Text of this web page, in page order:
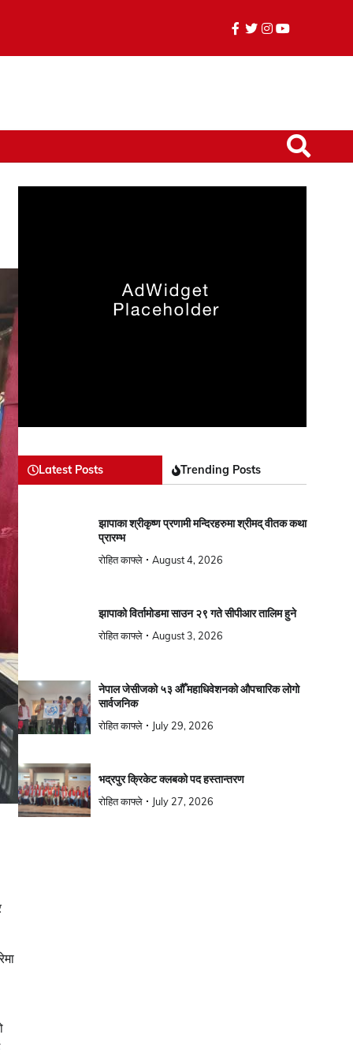
facebook
twitter
instagram
youtube
Latest Posts Trending Posts
झापाका श्रीकृष्ण प्रणामी मन्दिरहरुमा श्रीमद् वीतक कथा
प्रारम्भ
रोहित काफ्ले
August 4, 2026
झापाको विर्तामोडमा साउन २९ गते सीपीआर तालिम हुने
रोहित काफ्ले
August 3, 2026
नेपाल जेसीजको ५३ औँ महाधिवेशनको औपचारिक लोगो
सार्वजनिक
रोहित काफ्ले
July 29, 2026
भद्रपुर क्रिकेट क्लबको पद हस्तान्तरण
रोहित काफ्ले
July 27, 2026